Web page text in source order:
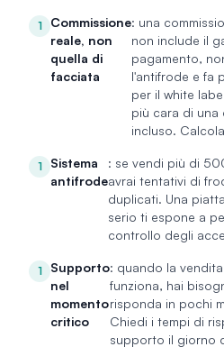
1
Commissione
reale, non
quella di
facciata
: una
non include il
pagamento,
l'antifrode e fa
per il white
più cara di
incluso.
1
Sistema
antifrode
: se vendi più di
avrai tentativi di
duplicati. Una
serio ti espone a
controllo degli
1
Supporto
nel
momento
critico
: quando la
funziona, hai
risponda in pochi
Chiedi i tempi di
supporto il giorno